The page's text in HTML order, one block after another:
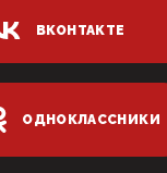
ВКОНТАКТЕ
ОДНОКЛАССНИКИ